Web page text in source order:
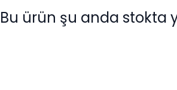
Bu ürün şu anda stokta